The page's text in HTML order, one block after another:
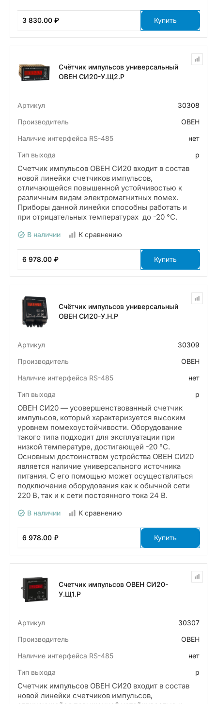
3 830.00 ₽ Купить
Счётчик импульсов универсальный
ОВЕН СИ20-У.Щ2.Р
Артикул
30308
Производитель
ОВЕН
Наличие интерфейса RS-485
нет
Тип выхода
р
Счетчик импульсов ОВЕН СИ20 входит в состав
новой линейки счетчиков импульсов,
отличающейся повышенной устойчивостью к
различным видам электромагнитных помех.
Приборы данной линейки способны работать и
при отрицательных температурах до -20 °С.
В наличии К сравнению
6 978.00 ₽ Купить
Счётчик импульсов универсальный
ОВЕН СИ20-У.Н.Р
Артикул
30309
Производитель
ОВЕН
Наличие интерфейса RS-485
нет
Тип выхода
р
ОВЕН СИ20 — усовершенствованный счетчик
импульсов, который характеризуется высоким
уровнем помехоустойчивости. Оборудование
такого типа подходит для эксплуатации при
низкой температуре, достигающей -20 °С.
Основным достоинством устройства ОВЕН СИ20
является наличие универсального источника
питания. С его помощью может осуществляться
подключение оборудования как к обычной сети
220 В, так и к сети постоянного тока 24 В.
В наличии К сравнению
6 978.00 ₽ Купить
Счетчик импульсов ОВЕН СИ20-
У.Щ1.Р
Артикул
30307
Производитель
ОВЕН
Наличие интерфейса RS-485
нет
Тип выхода
р
Счетчик импульсов ОВЕН СИ20 входит в состав
новой линейки счетчиков импульсов,